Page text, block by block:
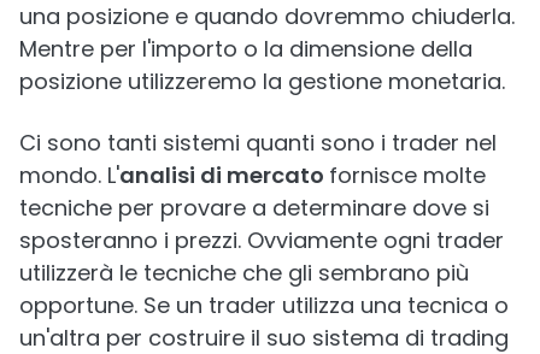
una posizione e quando dovremmo chiuderla.
Mentre per l'importo o la dimensione della
posizione utilizzeremo la gestione monetaria.
Ci sono tanti sistemi quanti sono i trader nel
mondo. L'analisi di mercato fornisce molte
tecniche per provare a determinare dove si
sposteranno i prezzi. Ovviamente ogni trader
utilizzerà le tecniche che gli sembrano più
opportune. Se un trader utilizza una tecnica o
un'altra per costruire il suo sistema di trading